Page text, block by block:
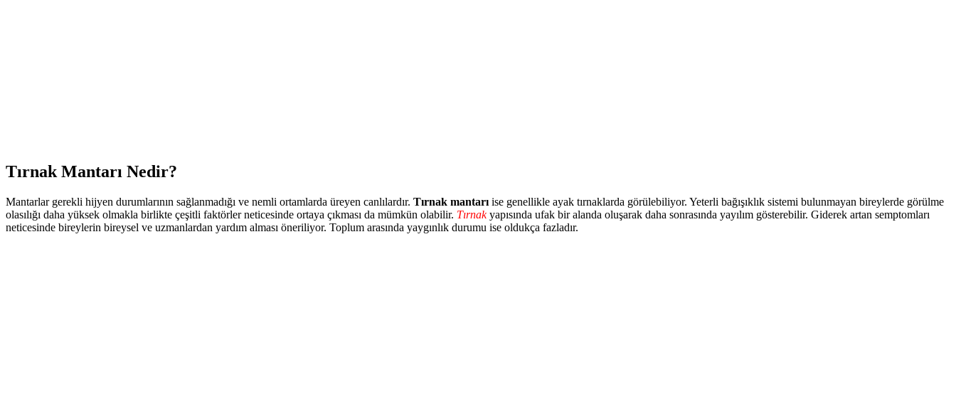
Tırnak Mantarı Nedir?
Mantarlar gerekli hijyen durumlarının sağlanmadığı ve nemli ortamlarda üreyen canlılardır. Tırnak mantarı ise genellikle ayak tırnaklarda görülebiliyor. Yeterli bağışıklık sistemi bulunmayan bireylerde görülme
olasılığı daha yüksek olmakla birlikte çeşitli faktörler neticesinde ortaya çıkması da mümkün olabilir. Tırnak yapısında ufak bir alanda oluşarak daha sonrasında yayılım gösterebilir. Giderek artan semptomları
neticesinde bireylerin bireysel ve uzmanlardan yardım alması öneriliyor. Toplum arasında yaygınlık durumu ise oldukça fazladır.